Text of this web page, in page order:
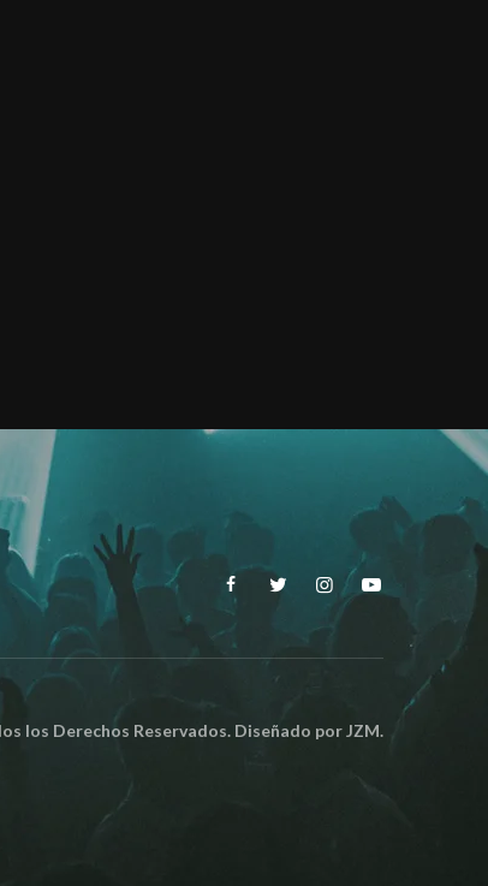
los Derechos Reservados. Diseñado porJZM.